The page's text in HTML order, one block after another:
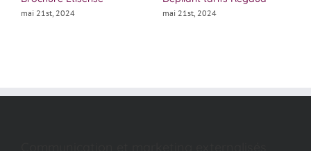
mai 21st, 2024 mai 21st, 2024